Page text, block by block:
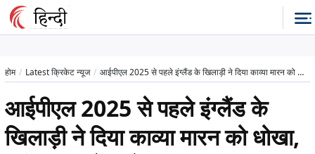
होम Latest क्रिकेट न्यूज आईपीएल 2025 से पहले इंग्लैंड के खिलाड़ी ने दिया काव्या मारन को धोखा, पाकिस्तान से रातों-रात बुलाना पड़ा खिलाड़ी
आईपीएल 2025 से पहले इंग्लैंड के
खिलाड़ी ने दिया काव्या मारन को धोखा,